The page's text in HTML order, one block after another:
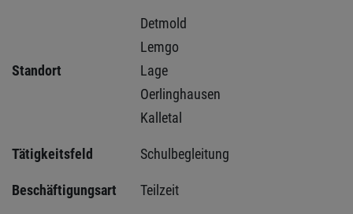
Standort
Detmold
Lemgo
Lage
Oerlinghausen
Kalletal
Tätigkeitsfeld Schulbegleitung
Beschäftigungsart Teilzeit